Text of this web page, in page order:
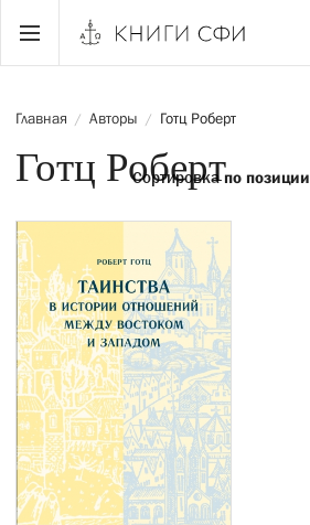
Главная / Авторы / Готц Роберт
Готц Роберт
Сортировкапо позиции